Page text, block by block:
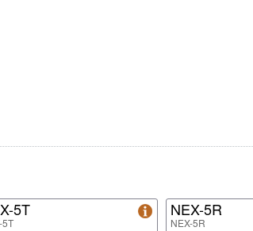
5T
5T
NEX-5R
NEX-5R